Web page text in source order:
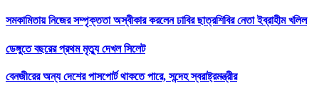
সমকামিতায় নিজের সম্পৃক্ততা অস্বীকার করলেন ঢাবির ছাত্রশিবির নেতা ইব্রাহীম খলিল
ডেঙ্গুতে বছরের প্রথম মৃত্যু দেখল সিলেট
বেনজীরের অন্য দেশের পাসপোর্ট থাকতে পারে, সন্দেহ স্বরাষ্ট্রমন্ত্রীর